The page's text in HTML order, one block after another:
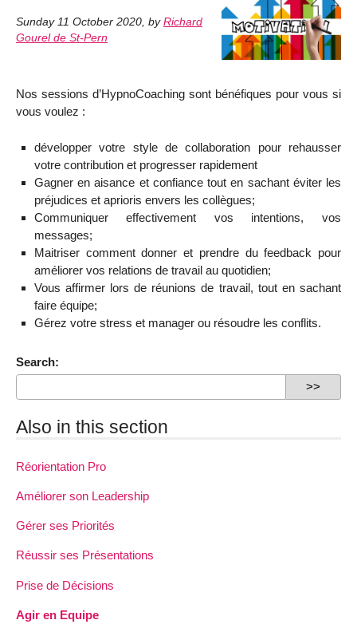
Sunday 11 October 2020 by Richard
Gourel de St-Pern
Nos sessions d’HypnoCoaching sont bénéfiques pour vous si
vous voulez :
développer votre style de collaboration pour rehausser
votre contribution et progresser rapidement
Gagner en aisance et confiance tout en sachant éviter les
préjudices et aprioris envers les collègues;
Communiquer effectivement vos intentions, vos
messages;
Maitriser comment donner et prendre du feedback pour
améliorer vos relations de travail au quotidien;
Vous affirmer lors de réunions de travail, tout en sachant
faire équipe;
Gérez votre stress et manager ou résoudre les conflits.
Search:
Also in this section
Réorientation Pro
Améliorer son Leadership
Gérer ses Priorités
Réussir ses Présentations
Prise de Décisions
Agir en Equipe